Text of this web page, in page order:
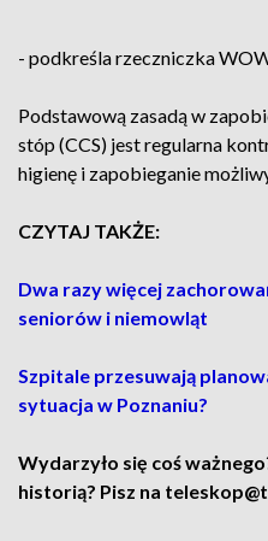
- podkreśla rzeczniczka
Podstawową zasadą w
stóp (CCS) jest regularna
higienę i zapobieganie
CZYTAJ TAKŻE:
Dwa razy więcej
seniorów i niemowląt
Szpitale przesuwają
sytuacja w Poznaniu?
Wydarzyło się coś
historią? Pisz na